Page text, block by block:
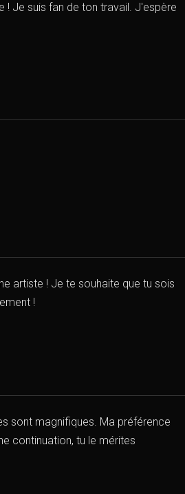
! Je suis fan de ton travail. J'espère
artiste ! Je te souhaite que tu sois
!
sont magnifiques. Ma préférence
continuation, tu le mérites